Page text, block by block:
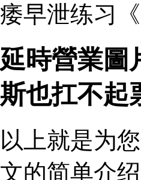
痿早泄练习
延時營業圖
斯也扛不起
以上就是为
文的简单介